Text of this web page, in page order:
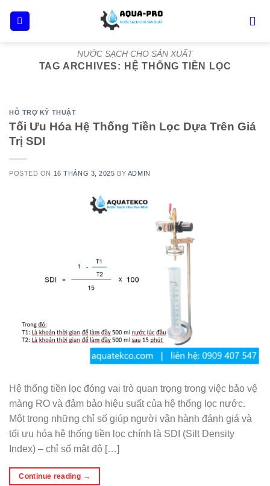
NƯỚC SẠCH CHO SẢN XUẤT
TAG ARCHIVES: HỆ THỐNG TIỀN LỌC
HỖ TRỢ KỸ THUẬT
Tối Ưu Hóa Hệ Thống Tiền Lọc Dựa Trên Giá
Trị SDI
POSTED ON 16 THÁNG 3, 2025 BY ADMIN
Hệ thống tiền lọc đóng vai trò quan trọng trong việc bảo vệ
màng RO và đảm bảo hiệu suất của hệ thống lọc nước.
Một trong những chỉ số giúp người vận hành đánh giá và
tối ưu hóa hệ thống tiền lọc chính là SDI (Silt Density
Index) – chỉ số mật độ […]
Continue reading →